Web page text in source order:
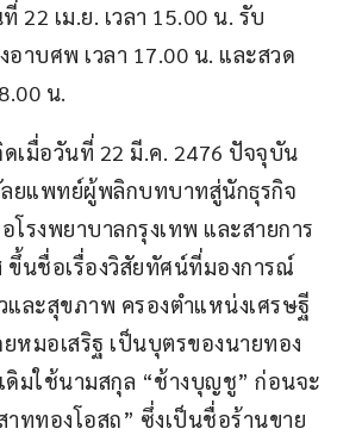
22 เม.ย. เวลา 15.00 น. รับ
าบศพ เวลา 17.00 น. และสวด
น.
ดเมื่อวันที่ 22 มี.ค. 2476 ปัจจุบัน
ยแพทย์ผู้พลิกบทบาทสู่นักธุรกิจ
รงพยาบาลกรุงเทพ และสายการ
ขึ้นชื่อเรื่องวิสัยทัศน์ที่มองการณ์
และสุขภาพ ครองตำแหน่งเศรษฐี
หมอเสริฐ เป็นบุตรของนายทอง
ดิมใช้นามสกุล “ช้างบุญชู” ก่อนจะ
าททองโอสถ” ซึ่งเป็นชื่อร้านขาย